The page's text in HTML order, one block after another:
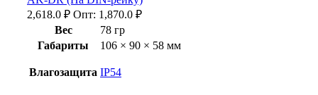
2,618.0 ₽ Опт: 1,870.0 ₽
Вес
78 гр
Габариты
106 × 90 × 58 мм
Влагозащита IP54